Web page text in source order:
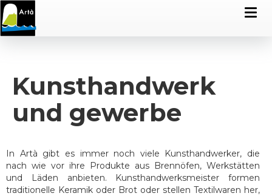
Kunsthandwerk
und gewerbe
In Artà gibt es immer noch viele Kunsthandwerker, die
nach wie vor ihre Produkte aus Brennöfen, Werkstätten
und Läden anbieten. Kunsthandwerksmeister formen
traditionelle Keramik oder Brot oder stellen Textilwaren her,